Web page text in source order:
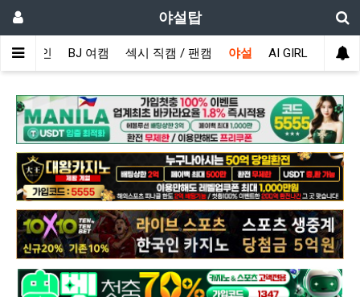
야설탑
메인 BJ 여캠 섹시 직캠 / 팬캠 야설 AI GIRL